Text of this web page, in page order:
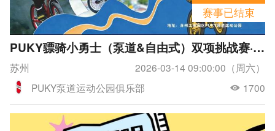
赛事已结束
PUKY骠骑小勇士（泵道&自由式）双项挑战赛·苏州站
苏州
2026-03-14 09:00:00（周六）
PUKY泵道运动公园俱乐部
1700